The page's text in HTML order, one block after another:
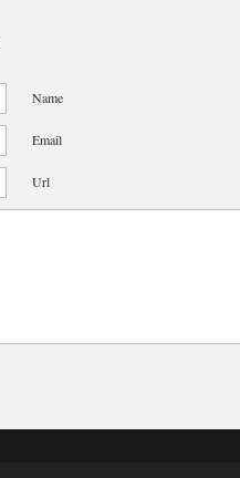
Name
Email
Url